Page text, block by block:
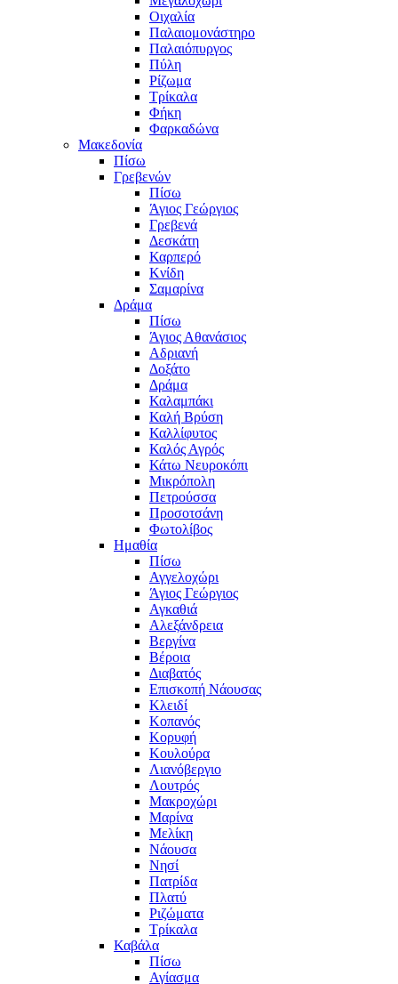
Οιχαλία
Παλαιομονάστηρο
Παλαιόπυργος
Πύλη
Ρίζωμα
Τρίκαλα
Φήκη
Φαρκαδώνα
Μακεδονία
Πίσω
Γρεβενών
Πίσω
Άγιος Γεώργιος
Γρεβενά
Δεσκάτη
Καρπερό
Κνίδη
Σαμαρίνα
Δράμα
Πίσω
Άγιος Αθανάσιος
Αδριανή
Δοξάτο
Δράμα
Καλαμπάκι
Καλή Βρύση
Καλλίφυτος
Καλός Αγρός
Κάτω Νευροκόπι
Μικρόπολη
Πετρούσσα
Προσοτσάνη
Φωτολίβος
Ημαθία
Πίσω
Αγγελοχώρι
Άγιος Γεώργιος
Αγκαθιά
Αλεξάνδρεια
Βεργίνα
Βέροια
Διαβατός
Επισκοπή Νάουσας
Κλειδί
Κοπανός
Κορυφή
Κουλούρα
Λιανόβεργιο
Λουτρός
Μακροχώρι
Μαρίνα
Μελίκη
Νάουσα
Νησί
Πατρίδα
Πλατύ
Ριζώματα
Τρίκαλα
Καβάλα
Πίσω
Αγίασμα